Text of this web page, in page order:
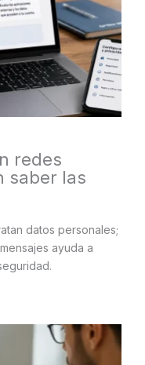
redes
saber las
datos personales;
ayuda a